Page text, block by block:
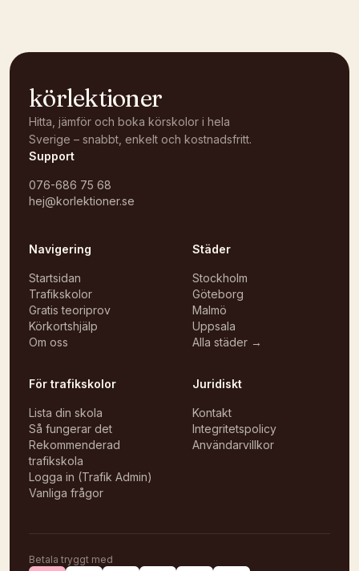
körlektioner
Hitta, jämför och boka körskolor i hela
Sverige – snabbt, enkelt och kostnadsfritt.
Support
076-686 75 68
hej@korlektioner.se
Navigering
Startsidan
Trafikskolor
Gratis teoriprov
Körkortshjälp
Om oss
Städer
Stockholm
Göteborg
Malmö
Uppsala
Alla städer →
För trafikskolor
Lista din skola
Så fungerar det
Rekommenderad
trafikskola
Logga in (Trafik Admin)
Vanliga frågor
Juridiskt
Kontakt
Integritetspolicy
Användarvillkor
Betala tryggt med